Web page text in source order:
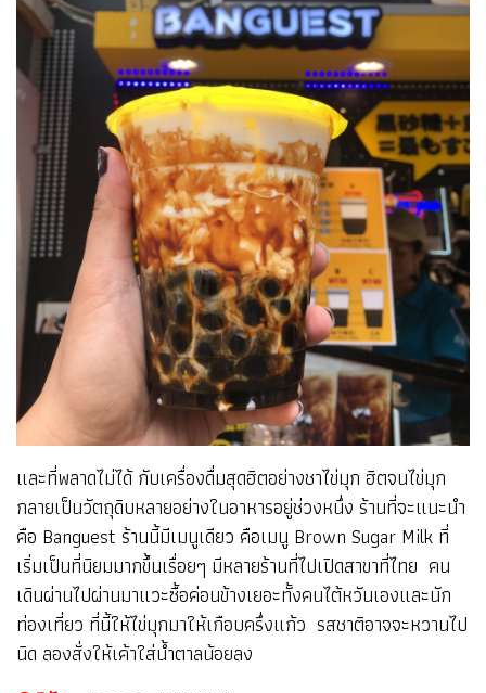
และที่พลาดไม่ได้ กับเครื่องดื่มสุดฮิตอย่างชาไข่มุก ฮิตจนไข่มุก
กลายเป็นวัตถุดิบหลายอย่างในอาหารอยู่ช่วงหนึ่ง ร้านที่จะแนะนำ
คือ Banguest ร้านนี้มีเมนูเดียว คือเมนู Brown Sugar Milk ที่
เริ่มเป็นที่นิยมมากขึ้นเรื่อยๆ มีหลายร้านที่ไปเปิดสาขาที่ไทย คน
เดินผ่านไปผ่านมาแวะซื้อค่อนข้างเยอะทั้งคนไต้หวันเองและนัก
ท่องเที่ยว ที่นี้ให้ไข่มุกมาให้เกือบครึ่งแก้ว รสชาติอาจจะหวานไป
นิด ลองสั่งให้เค้าใส่น้ำตาลน้อยลง